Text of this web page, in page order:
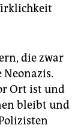
die zwar
Ort ist und
bleibt und